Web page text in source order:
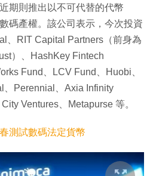
期則推出以不可代替的代幣
碼產權。該公司表示，今次投資
、RIT Capital Partners（前身為
）、HashKey Fintech
Fund、LCV Fund、Huobi、
、Perennial、Axia Infinity
Ventures、Metapurse 等。
測試數碼法定貨幣